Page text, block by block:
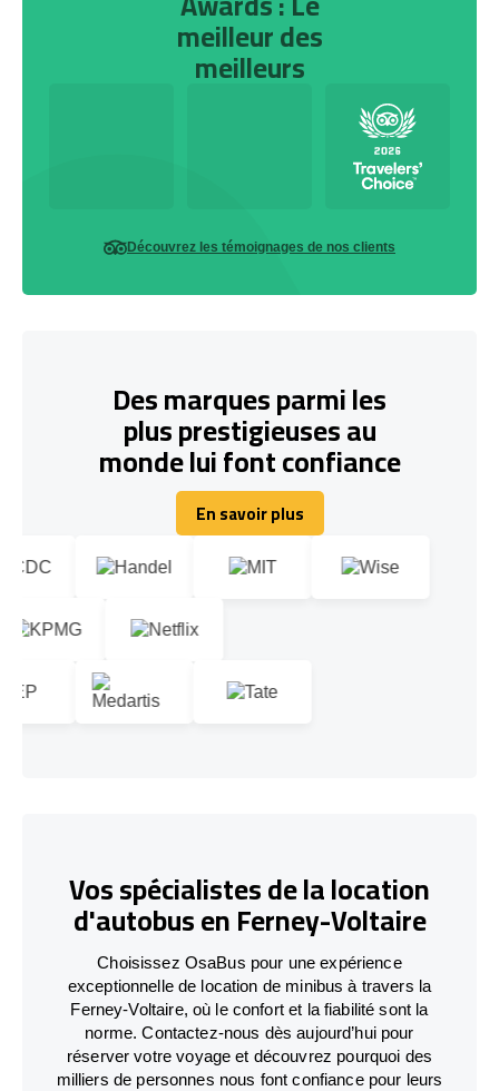
meilleur des
meilleurs
Découvrez les témoignages de nos clients
Des marques parmi les
plus prestigieuses au
monde lui font confiance
En savoir plus
En savoir plus
Vos spécialistes de la location
d'autobus en Ferney-Voltaire
Choisissez OsaBus pour une expérience
exceptionnelle de location de minibus à travers la
Ferney-Voltaire, où le confort et la fiabilité sont la
norme. Contactez-nous dès aujourd’hui pour
réserver votre voyage et découvrez pourquoi des
milliers de personnes nous font confiance pour leurs